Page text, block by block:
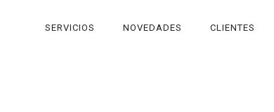
SERVICIOS NOVEDADES CLIENTES